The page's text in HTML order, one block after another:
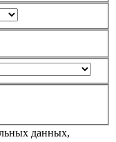
данных,